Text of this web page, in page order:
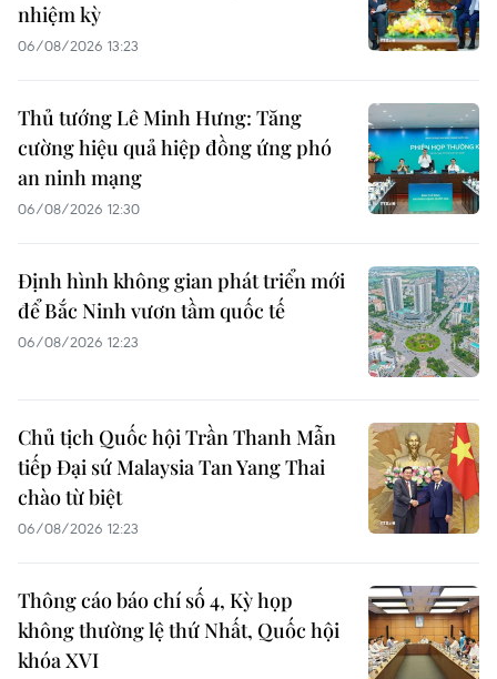
nhiệm kỳ
06/08/2026 13:23
Thủ tướng Lê Minh Hưng: Tăng
cường hiệu quả hiệp đồng ứng phó
an ninh mạng
06/08/2026 12:30
Định hình không gian phát triển mới
để Bắc Ninh vươn tầm quốc tế
06/08/2026 12:23
Chủ tịch Quốc hội Trần Thanh Mẫn
tiếp Đại sứ Malaysia Tan Yang Thai
chào từ biệt
06/08/2026 12:23
Thông cáo báo chí số 4, Kỳ họp
không thường lệ thứ Nhất, Quốc hội
khóa XVI